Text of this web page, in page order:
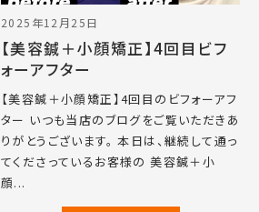
2025年12月25日
【美容鍼＋小顔矯正】4回目ビフ
ォーアフター
【美容鍼＋小顔矯正】4回目のビフォーアフ
ター いつも当店のブログをご覧いただきあ
りがとうございます。 本日は、継続して通っ
てくださっているお客様の 美容鍼＋小
顔...